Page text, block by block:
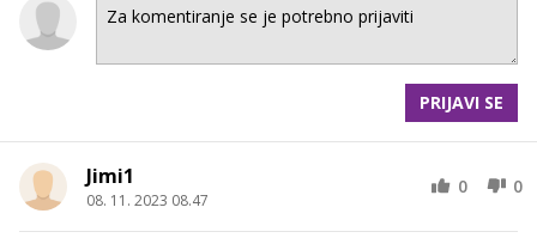
PRIJAVI SE
Jimi1
08. 11. 2023 08.47
0 0